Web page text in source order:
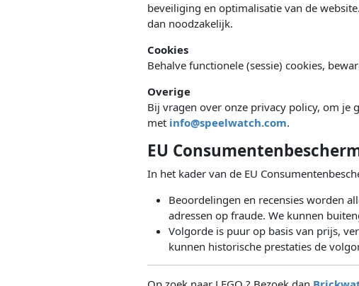
beveiliging en optimalisatie van de
dan noodzakelijk.
Cookies
Behalve functionele (sessie) cookies,
Overige
Bij vragen over onze privacy policy, om je
met info@speelwatch.com.
EU
In het kader van de EU
Beoordelingen en recensies worden
adressen op fraude. We kunnen
Volgorde is puur op basis van prijs,
kunnen historische prestaties de